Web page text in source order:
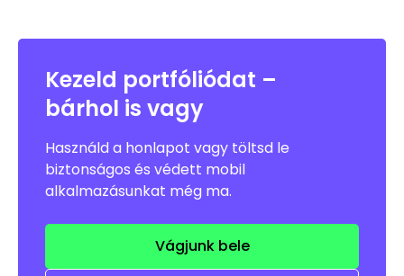
Kezeld portfóliódat –
bárhol is vagy
Használd a honlapot vagy töltsd le
biztonságos és védett mobil
alkalmazásunkat még ma.
Vágjunk bele